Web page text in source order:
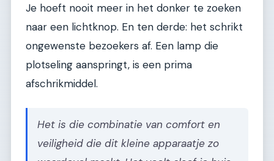
Je hoeft nooit meer in het donker te zoeken
naar een lichtknop. En ten derde: het schrikt
ongewenste bezoekers af. Een lamp die
plotseling aanspringt, is een prima
afschrikmiddel.
Het is die combinatie van comfort en
veiligheid die dit kleine apparaatje zo